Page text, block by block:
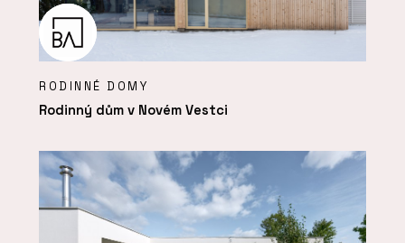
RODINNÉ DOMY
Rodinný dům v Novém Vestci